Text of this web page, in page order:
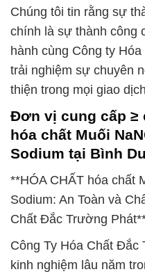
Chúng tôi tin rằng sự
chính là sự thành công
hành cùng Công ty
trải nghiệm sự chuyên
thiện trong mọi giao
Đơn vị cung cấp ≥
hóa chất Muối
Sodium tại Bình
**HÓA CHẤT hóa chất
Sodium: An Toàn và
Chất Đắc Trường
Công Ty Hóa Chất
kinh nghiệm lâu năm